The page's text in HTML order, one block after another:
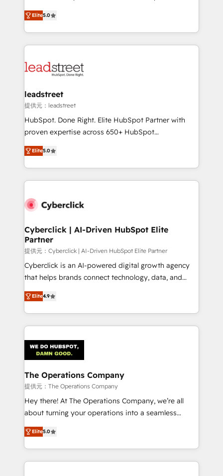
Partner and ISO 27001:2022 certified consultancy,
we blend strategy, creativity, and technology to help
(RevOps) services to boost B2B sales and growth.
As a top HubSpot Elite Partner, we specialize in
custom HubSpot CRM solutions. Our experts design,
implement, and optimize systems to enhance user
marketing, and service teams. From setup to
management, and speed up deal closures. With 500+
projects completed, our Agile approach ensures your
HubSpot CRM drives measurable results. Our
RevOps services align your sales, marketing, and
optimize the revenue lifecycle—lead generation to
retention—by refining processes and eliminating
maximize profitability and adapt to your goals.
Elite5.0
leadstreet
提供元：leadstreet
HubSpot. Done Right. Elite HubSpot Partner with
proven expertise across 650+ HubSpot
implementations. With 12+ years of HubSpot
experience, we help you use the HubSpot platform
to its fullest capacity, improve your current HubSpot
website, or build your new one.
Elite5.0
Cyberclick | AI-Driven HubSpot Elite
Partner
提供元：Cyberclick | AI-Driven HubSpot Elite Partner
Cyberclick is an AI-powered digital growth agency
that helps brands connect technology, data, and
creativity to achieve measurable results. Founded in
Barcelona and operating across Spain, LATAM, and
the UK, we support global companies in building
smarter marketing, sales, and customer success
Iberia (Spain & Portugal), we combine human insight
with intelligent automation to drive sustainable
growth. Our multidisciplinary team designs solutions
that simplify complexity, boost performance, and
turn innovation into real impact. 🌍 Highlights •
HubSpot Partner since 2012 • 2022 EMEA Impact
projects • Clients in 30+ industries • Proprietary
technology for integrations • Multilingual team:
Elite4.9
The Operations Company
提供元：The Operations Company
Hey there! At The Operations Company, we’re all
about turning your operations into a seamless
experience that powers real results. We specialize in
transforming complex systems into efficient,
scalable solutions that work across your entire
organization. We’re a unique blend of deep HubSpot
Elite5.0